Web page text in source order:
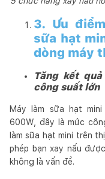
3. Ưu
sữa hạt
dòng máy
Tăng kết
công suất lớn
Máy làm sữa hạt
600W, đây là mức
làm sữa hạt mini trên
phép bạn xay nấu
không là vấn đề.